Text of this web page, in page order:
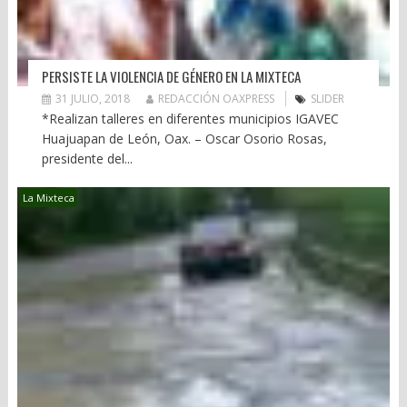
PERSISTE LA VIOLENCIA DE GÉNERO EN LA MIXTECA
31 JULIO, 2018 REDACCIÓN OAXPRESS SLIDER
*Realizan talleres en diferentes municipios IGAVEC
Huajuapan de León, Oax. – Oscar Osorio Rosas,
presidente del...
La Mixteca